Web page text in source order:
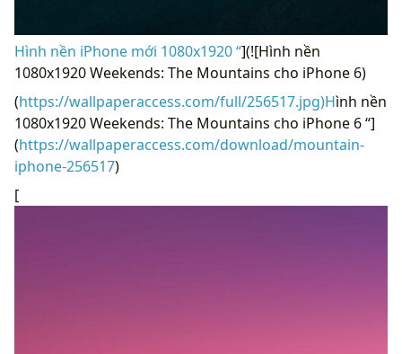
Hình nền iPhone mới 1080x1920 “](![Hình nền
1080x1920 Weekends: The Mountains cho iPhone 6)
(https://wallpaperaccess.com/full/256517.jpg)Hình nền
1080x1920 Weekends: The Mountains cho iPhone 6 “]
(https://wallpaperaccess.com/download/mountain-
iphone-256517)
[